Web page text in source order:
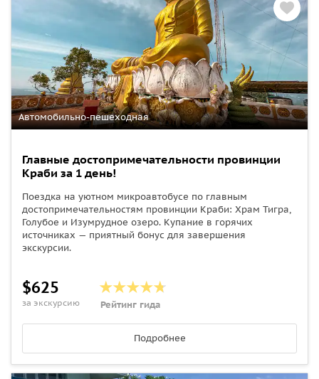
Автомобильно-пешеходная
Главные достопримечательности провинции
Краби за 1 день!
Поездка на уютном микроавтобусе по главным
достопримечательностям провинции Краби: Храм Тигра,
Голубое и Изумрудное озеро. Купание в горячих
источниках — приятный бонус для завершения
экскурсии.
$625
за экскурсию Рейтинг гида
Подробнее